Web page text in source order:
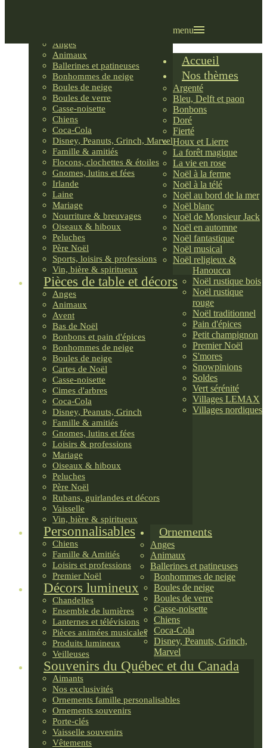
Anges
Animaux
Ballerines et patineuses
Bonhommes de neige
Boules de neige
Boules de verre
Casse-noisette
Chiens
Coca-Cola
Disney, Peanuts, Grinch, Marvel
Famille & amitiés
Flocons, clochettes & étoiles
Gnomes, lutins et fées
Irlande
Laine
Mariage
Nourriture & breuvages
Oiseaux & hiboux
Peluches
Père Noël
Sports, loisirs & professions
Vin, bière & spiritueux
Pièces de table et décors
Anges
Animaux
Avent
Bas de Noël
Bonbons et pain d'épices
Bonhommes de neige
Boules de neige
Cartes de Noël
Casse-noisette
Cimes d'arbres
Coca-Cola
Disney, Peanuts, Grinch
Famille & amitiés
Gnomes, lutins et fées
Loisirs & professions
Mariage
Oiseaux & hiboux
Peluches
Père Noël
Rubans, guirlandes et décors
Vaisselle
Vin, bière & spiritueux
Personnalisables
Chiens
Famille & Amitiés
Loisirs et professions
Premier Noël
Décors lumineux
Chandelles
Ensemble de lumières
Lanternes et télévisions
Pièces animées musicales
Produits lumineux
Veilleuses
Souvenirs du Québec et du Canada
Aimants
Nos exclusivités
Ornements famille personalisables
Ornements souvenirs
Porte-clés
Vaisselle souvenirs
Vêtements
menu
Accueil
Nos thèmes
Argenté
Bleu, Delft et paon
Bonbons
Doré
Fierté
Houx et Lierre
La forêt magique
La vie en rose
Noël à la ferme
Noël à la télé
Noël au bord de la mer
Noël blanc
Noël de Monsieur Jack
Noël en automne
Noël fantastique
Noël musical
Noël religieux &
Hanoucca
Noël rustique bois
Noël rustique
rouge
Noël traditionnel
Pain d'épices
Petit champignon
Premier Noël
S'mores
Snowpinions
Soldes
Vert sérénité
Villages LEMAX
Villages nordiques
Ornements
Anges
Animaux
Ballerines et patineuses
Bonhommes de neige
Boules de neige
Boules de verre
Casse-noisette
Chiens
Coca-Cola
Disney, Peanuts, Grinch,
Marvel